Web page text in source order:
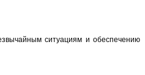
ситуациям и обеспечению